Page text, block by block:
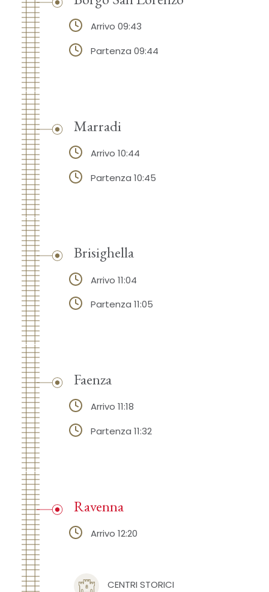
Arrivo 09:43
Partenza 09:44
Marradi
Arrivo 10:44
Partenza 10:45
Brisighella
Arrivo 11:04
Partenza 11:05
Faenza
Arrivo 11:18
Partenza 11:32
CENTRI STORICI
Ravenna
Arrivo 12:20